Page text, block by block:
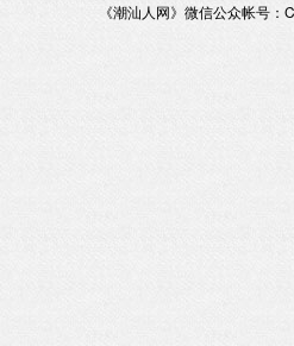
《潮汕人网》微信公众帐号：